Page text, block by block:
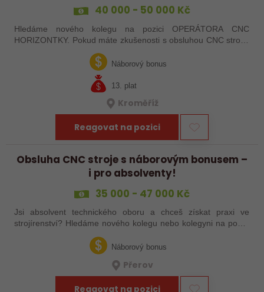
40 000 - 50 000 Kč
Hledáme nového kolegu na pozici OPERÁTORA CNC
HORIZONTKY. Pokud máte zkušenosti s obsluhou CNC strojů,
orientujete se ve výkresové dokumentaci a máte chuť naučit se
něco nového, pak jste ideálním…Náborový bonus
13. plat
Kroměříž
Reagovat na pozici
Obsluha CNC stroje s náborovým bonusem –
i pro absolventy!
35 000 - 47 000 Kč
Jsi absolvent technického oboru a chceš získat praxi ve
strojírenství? Hledáme nového kolegu nebo kolegyni na pozici
obsluhy strojů – pokud tě láká práce ve výrobě, kde se něco
skutečně tvoří, rádi…
Náborový bonus
Přerov
Reagovat na pozici